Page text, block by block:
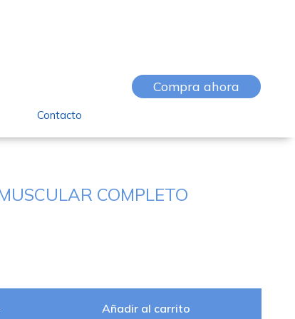
Contacto
Compra ahora
COMPLETO
Añadir al carrito